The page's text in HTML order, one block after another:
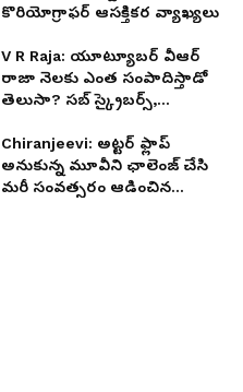
కొరియోగ్రాఫ‌ర్ ఆస‌క్తిక‌ర వ్యాఖ్య‌లు
V R Raja: యూట్యూబర్ వీఆర్
రాజా నెలకు ఎంత సంపాదిస్తాడో
తెలుసా? సబ్ స్క్రైబర్స్,
Chiranjeevi: అట్టర్ ఫ్లాప్
అనుకున్న మూవీని ఛాలెంజ్ చేసి
మరీ సంవత్సరం ఆడించిన